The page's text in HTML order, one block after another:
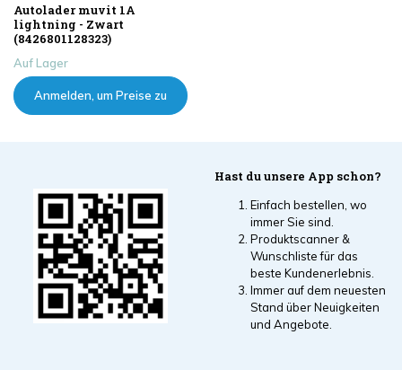
Autolader muvit 1A
lightning - Zwart
(8426801128323)
Auf Lager
Anmelden, um Preise zu
Hast du unsere App schon?
Einfach bestellen, wo
immer Sie sind.
Produktscanner &
Wunschliste für das
beste Kundenerlebnis.
Immer auf dem neuesten
Stand über Neuigkeiten
und Angebote.